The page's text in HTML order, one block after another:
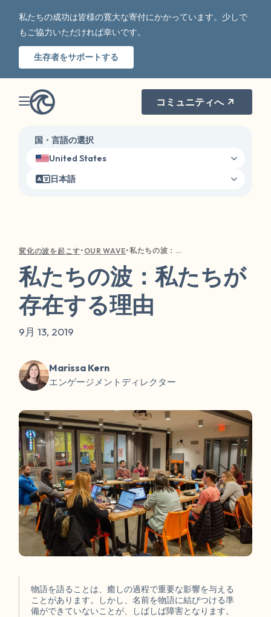
私たちの成功は皆様の寛大な寄付にかかっています。少しで
もご協力いただければ幸いです。
生存者をサポートする
コミュニティへ
国・言語の選択
United States
日本語
変化の波を起こす• OUR WAVE• 私たちの波：私たちが存在する理由
私たちの波：私たちが
存在する理由
9月 13, 2019
Marissa Kern
エンゲージメントディレクター
物語を語ることは、癒しの過程で重要な影響を与える
ことがあります。しかし、名前を物語に結びつける準
備ができていないことが、しばしば障害となります。